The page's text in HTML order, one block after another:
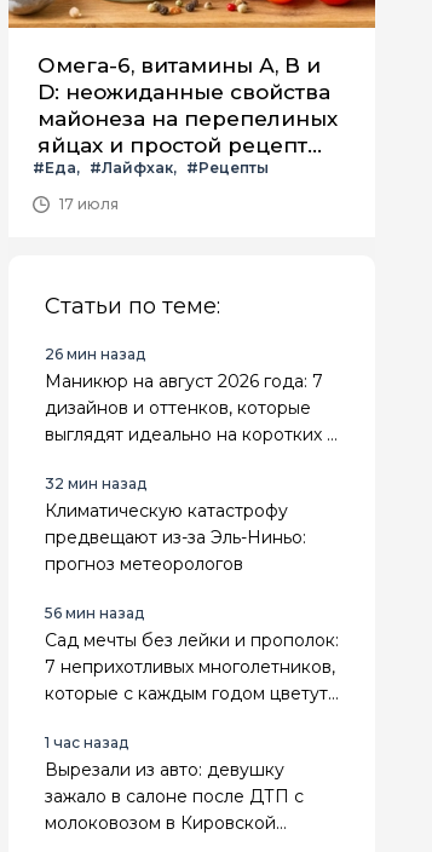
Омега-6, витамины А, В и
D: неожиданные свойства
майонеза на перепелиных
яйцах и простой рецепт
летнего салата с ним
#Еда #Лайфхак
#Рецепты
17 июля
Статьи по теме:
26 мин назад
Маникюр на август 2026 года: 7
дизайнов и оттенков, которые
выглядят идеально на коротких и
32 мин назад
Климатическую катастрофу
предвещают из-за Эль-Ниньо:
прогноз метеорологов
56 мин назад
Сад мечты без лейки и прополок:
7 неприхотливых многолетников,
которые с каждым годом цветут
1 час назад
Вырезали из авто: девушку
зажало в салоне после ДТП с
молоковозом в Кировской